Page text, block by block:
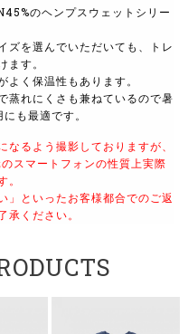
のヘンプスウェットシリー
ズを選んでいただいても、トレ
ます。
く保温性もあります。
蒸れにくさも兼ねているので暑
も最適です。
るよう撮影しておりますが、
スマートフォンの性質上実際
」といったお客様都合でのご返
ください。